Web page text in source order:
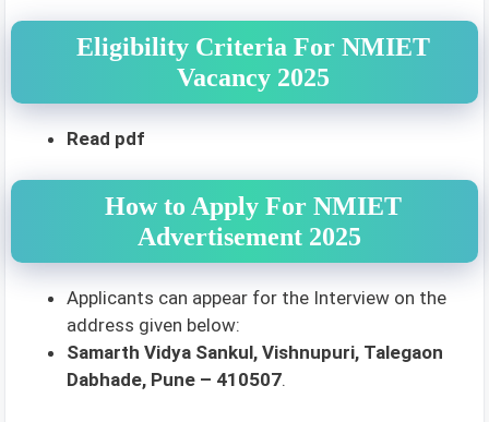
Eligibility Criteria For NMIET
Vacancy 2025
Read pdf
How to Apply For NMIET
Advertisement 2025
Applicants can appear for the Interview on the
address given below:
Samarth Vidya Sankul, Vishnupuri, Talegaon
Dabhade, Pune – 410507.